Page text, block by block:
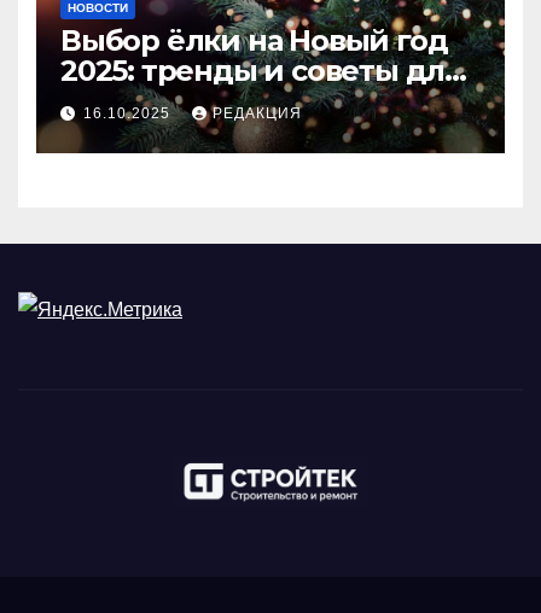
НОВОСТИ
Выбор ёлки на Новый год
2025: тренды и советы для
идеального праздника
16.10.2025 РЕДАКЦИЯ